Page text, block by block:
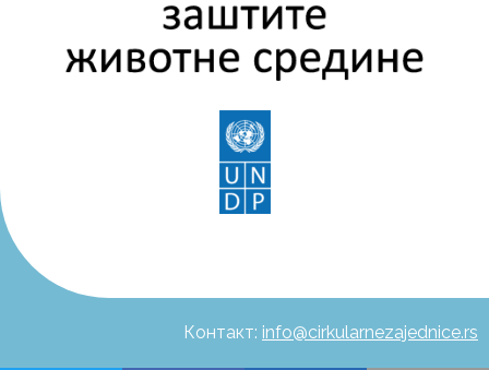
Контакт: info@cirkularnezajednice.rs